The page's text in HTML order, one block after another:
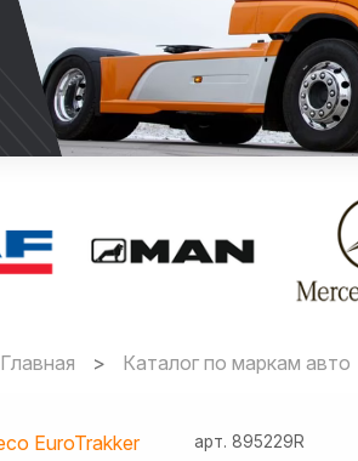
Главная Каталог по маркам авто
арт. 895229R